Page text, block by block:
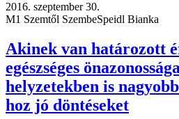
2016. szeptember 30.
M1 Szemtől SzembeSpeidl Bianka
Akinek van határozott
egészséges
helyzetekben is
hoz jó döntéseket